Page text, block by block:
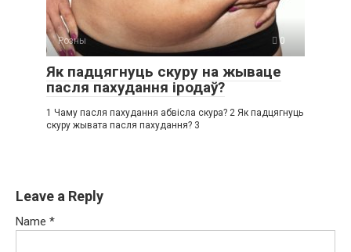
Розны 0
Як падцягнуць скуру на жываце
пасля пахудання іродаў?
1 Чаму пасля пахудання абвісла скура? 2 Як падцягнуць
скуру жывата пасля пахудання? 3
Leave a Reply
Name *